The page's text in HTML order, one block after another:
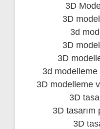
3D
3D
3d
3D
3D
3d modelleme
3D modelleme
3D
3D tasarım
3D